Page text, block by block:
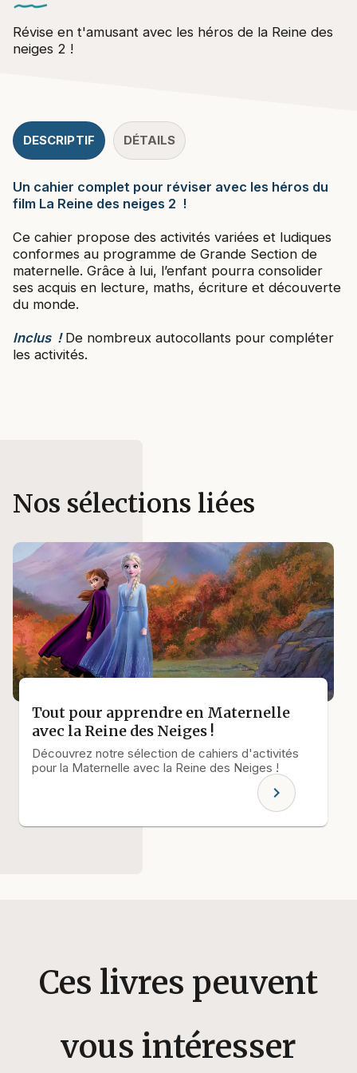
Révise en t'amusant avec les héros de la Reine des
neiges 2 !
DESCRIPTIF DÉTAILS
Un cahier complet pour réviser avec les héros du
film La Reine des neiges 2 !
Ce cahier propose des activités variées et ludiques
conformes au programme de Grande Section de
maternelle. Grâce à lui, l’enfant pourra consolider
ses acquis en lecture, maths, écriture et découverte
du monde.
Inclus !De nombreux autocollants pour compléter
les activités.
Nos sélections liées
Tout pour apprendre en Maternelle
avec la Reine des Neiges !
Découvrez notre sélection de cahiers d'activités
pour la Maternelle avec la Reine des Neiges !
chevron_right
Ces livres peuvent
vous intéresser